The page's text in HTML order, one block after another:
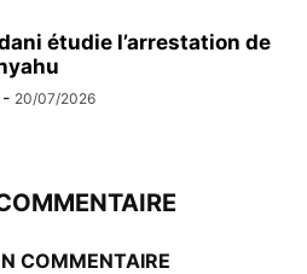
étudie l’arrestation de
- 20/07/2026
COMMENTAIRE